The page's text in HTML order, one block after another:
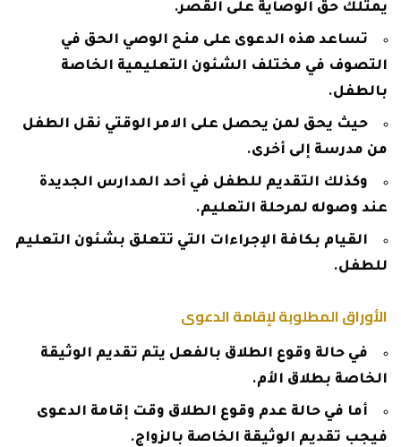
يمتلك حق الوصاية على القصر.
تساعد هذه الدعوى على منح الوصي الحق في
التصوف في مختلف الشئون التعليمية الخاصة
بالطفل.
حيث يحق لمن يحصل على الامر الوقتي نقل الطفل
من مدرسة إلى أخرى.
وكذلك التقديم للطفل في أحد المدارس الجديدة
عند وصوله لمرحلة التعليم.
القيام بكافة الإجراءات التي تتعلق بشئون التعليم
للطفل.
الأوراق المطلوبة لإقامة الدعوى
في حالة وقوع الطلاق بالفعل يتم تقديم الوثيقة
الخاصة بطلاق الأم.
أما في حالة عدم وقوع الطلاق وقت إقامة الدعوى
فيجب تقديم الوثيقة الخاصة بالزواج.